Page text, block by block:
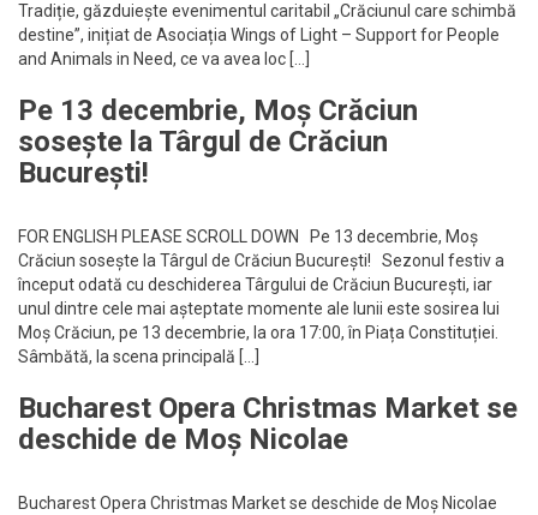
Tradiție, găzduiește evenimentul caritabil „Crăciunul care schimbă
destine”, inițiat de Asociația Wings of Light – Support for People
and Animals in Need, ce va avea loc […]
Pe 13 decembrie, Moș Crăciun
sosește la Târgul de Crăciun
București!
FOR ENGLISH PLEASE SCROLL DOWN Pe 13 decembrie, Moș
Crăciun sosește la Târgul de Crăciun București! Sezonul festiv a
început odată cu deschiderea Târgului de Crăciun București, iar
unul dintre cele mai așteptate momente ale lunii este sosirea lui
Moș Crăciun, pe 13 decembrie, la ora 17:00, în Piața Constituției.
Sâmbătă, la scena principală […]
Bucharest Opera Christmas Market se
deschide de Moș Nicolae
Bucharest Opera Christmas Market se deschide de Moș Nicolae